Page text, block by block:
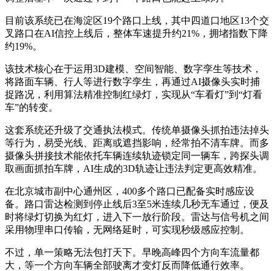
目前该系统已在海淀区19个路口上线，其中四道口地区13个交
叉路口在AI信控上线后，整体车速提升约21%，拥堵指数下降
约19%。
该技术核心在于运用3D建模、空间智能、数字孪生等技术，
将路面车辆、行人等进行数字孪生，再通过AI摄像头实时捕
捉路况，利用算法精准控制红绿灯，实现从“车看灯”到“灯看
车”的转变。
这套系统还升级了交通执法模式。传统单摄像头抓拍违法掉头
等行为，易受光线、距离或遮挡影响，经常拍不清车牌。而多
摄像头拼接技术能依托车辆连续轨迹锁定同一辆车，跨探头调
取画面抓拍车牌，AI生成的3D轨迹让违法判定更高效精准。
在北京城市副中心通州区，400多个路口已配备实时感应设
备。路口雷达检测到停止线后3至5米连续几秒无车通过，便及
时将绿灯切换为红灯，进入下一放行阶段。雷达与信号机之间
采用物理串口传输，无网络延时，可实现秒级感应控制。
不过，单一策略无法包打天下。早晚高峰四个方向车流量都
大，等一个方向车辆全部驶离才变灯反而降低通行效率。